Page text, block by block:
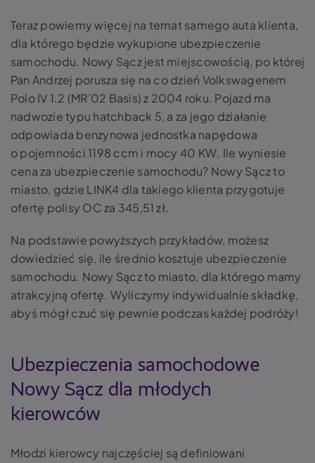
Teraz powiemy więcej na temat samego auta klienta,
dla którego będzie wykupione ubezpieczenie
samochodu. Nowy Sącz jest miejscowością, po której
Pan Andrzej porusza się na co dzień Volkswagenem
Polo IV 1.2 (MR’02 Basis) z 2004 roku. Pojazd ma
nadwozie typu hatchback 5, a za jego działanie
odpowiada benzynowa jednostka napędowa
o pojemności 1198 ccm i mocy 40 KW. Ile wyniesie
cena za ubezpieczenie samochodu? Nowy Sącz to
miasto, gdzie LINK4 dla takiego klienta przygotuje
ofertę polisy OC za 345,51 zł.
Na podstawie powyższych przykładów, możesz
dowiedzieć się, ile średnio kosztuje ubezpieczenie
samochodu. Nowy Sącz to miasto, dla którego mamy
atrakcyjną ofertę. Wyliczymy indywidualnie składkę,
abyś mógł czuć się pewnie podczas każdej podróży!
Ubezpieczenia samochodowe
Nowy Sącz dla młodych
kierowców
Młodzi kierowcy najczęściej są definiowani